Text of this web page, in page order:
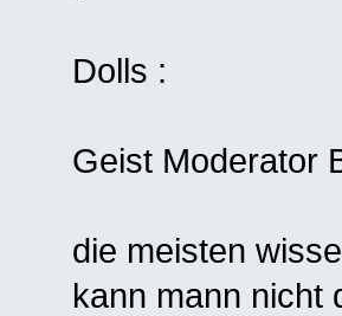
Dolls :
Geist Moderator
die meisten
kann mann nicht